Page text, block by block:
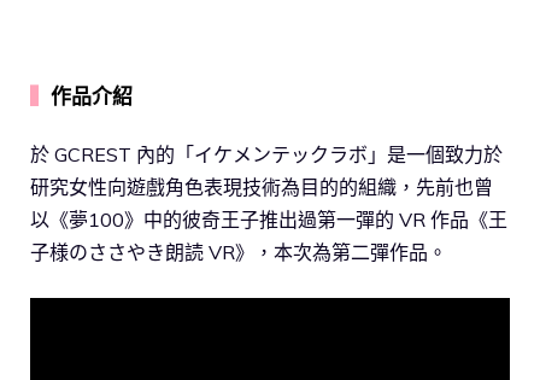
作品介紹
於 GCREST 內的「イケメンテックラボ」是一個致力於
研究女性向遊戲角色表現技術為目的的組織，先前也曾
以《夢100》中的彼奇王子推出過第一彈的 VR 作品《王
子様のささやき朗読 VR》，本次為第二彈作品。